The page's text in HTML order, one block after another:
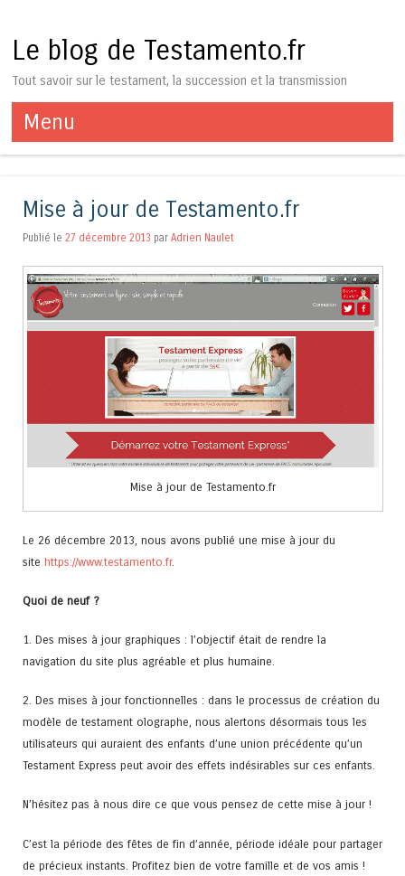
Le blog de Testamento.fr
Tout savoir sur le testament, la succession et la transmission
Menu
Aller au contenu
Mise à jour de Testamento.fr
Publié le 27 décembre 2013 par Adrien Naulet
Mise à jour de Testamento.fr
Le 26 décembre 2013, nous avons publié une mise à jour du
site https://www.testamento.fr.
Quoi de neuf ?
1. Des mises à jour graphiques : l’objectif était de rendre la
navigation du site plus agréable et plus humaine.
2. Des mises à jour fonctionnelles : dans le processus de création du
modèle de testament olographe, nous alertons désormais tous les
utilisateurs qui auraient des enfants d’une union précédente qu’un
Testament Express peut avoir des effets indésirables sur ces enfants.
N’hésitez pas à nous dire ce que vous pensez de cette mise à jour !
C’est la période des fêtes de fin d’année, période idéale pour partager
de précieux instants. Profitez bien de votre famille et de vos amis !